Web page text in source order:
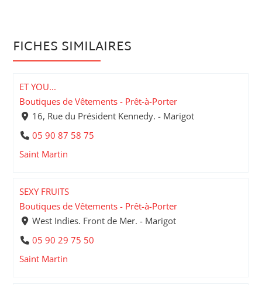
FICHES SIMILAIRES
ET YOU...
Boutiques de Vêtements - Prêt-à-Porter
16, Rue du Président Kennedy. - Marigot
05 90 87 58 75
Saint Martin
SEXY FRUITS
Boutiques de Vêtements - Prêt-à-Porter
West Indies. Front de Mer. - Marigot
05 90 29 75 50
Saint Martin